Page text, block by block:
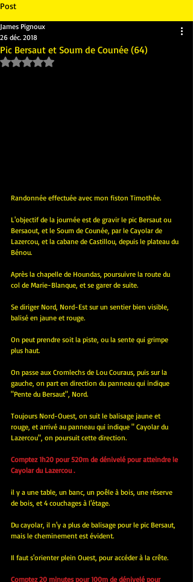
Post
Pic Bersaut et Soum de Counée (64)
James Pignoux
26 déc. 2018
Noté NaN étoiles sur 5.
Randonnée effectuée avec mon fiston Timothée.
L'objectif de la journée est de gravir le pic Bersaut ou
Bersaout, et le Soum de Counée, par le Cayolar de
Lazercou, et la cabane de Castillou, depuis le plateau du
Bénou.
Après la chapelle de Houndas, poursuivre la route du
col de Marie-Blanque, et se garer de suite.
Se diriger Nord, Nord-Est sur un sentier bien visible,
balisé en jaune et rouge.
On peut prendre soit la piste, ou la sente qui grimpe
plus haut.
On passe aux Cromlechs de Lou Couraus, puis sur la
gauche, on part en direction du panneau qui indique
"Pente du Bersaut", Nord.
Toujours Nord-Ouest, on suit le balisage jaune et
rouge, et arrivé au panneau qui indique " Cayolar du
Lazercou", on poursuit cette direction.
Comptez 1h20 pour 520m de dénivelé pour atteindre le
Cayolar du Lazercou .
il y a une table, un banc, un poêle à bois, une réserve
de bois, et 4 couchages à l'étage.
Du cayolar, il n'y a plus de balisage pour le pic Bersaut,
mais le cheminement est évident.
Il faut s'orienter plein Ouest, pour accéder à la crête.
Comptez 20 minutes pour 100m de dénivelé pour